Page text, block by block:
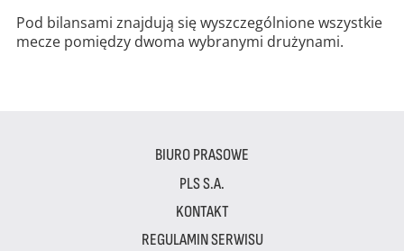
Pod bilansami znajdują się wyszczególnione wszystkie
mecze pomiędzy dwoma wybranymi drużynami.
BIURO PRASOWE
PLS S.A.
KONTAKT
REGULAMIN SERWISU